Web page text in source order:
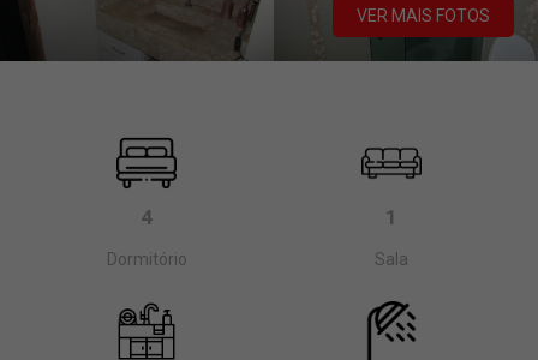
VER MAIS FOTOS
4
Dormitório
1
Sala